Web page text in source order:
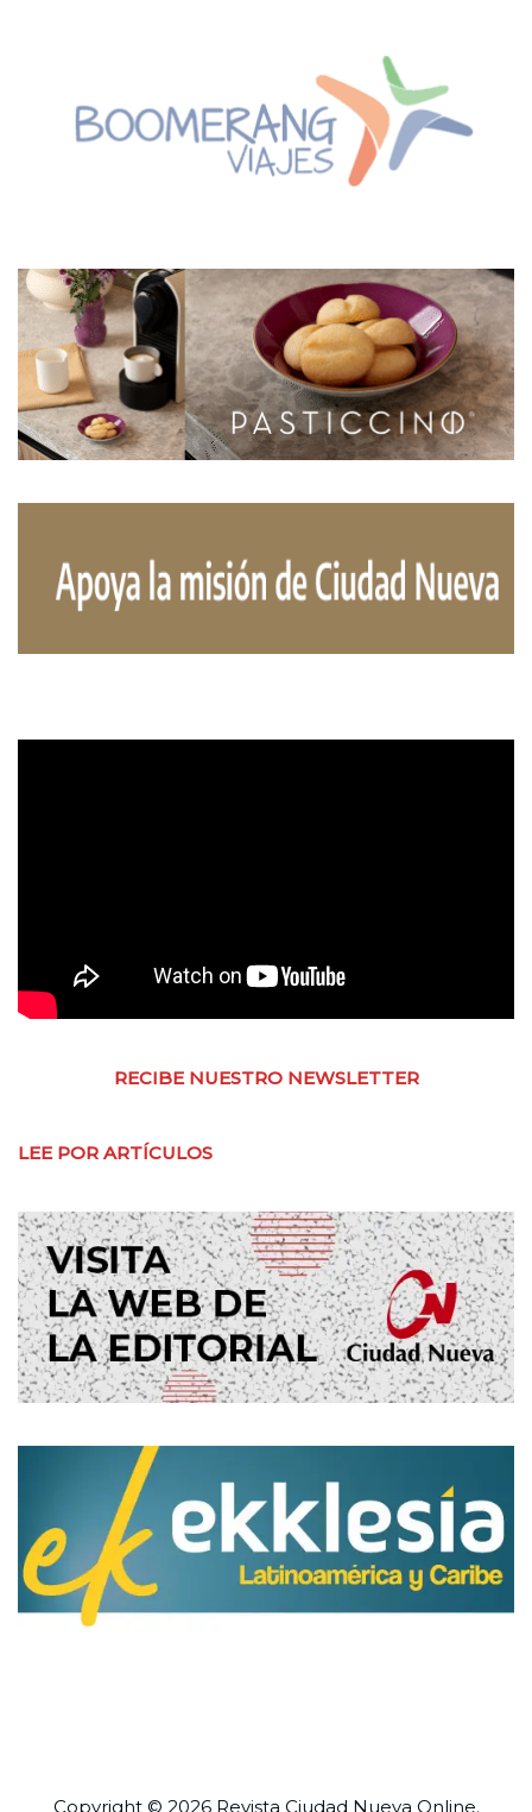
RECIBE NUESTRO NEWSLETTER
LEE POR ARTÍCULOS
Copyright © 2026 Revista Ciudad Nueva Online.